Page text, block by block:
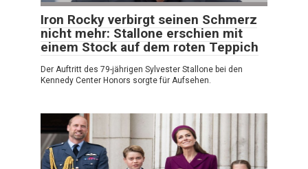
Iron Rocky verbirgt seinen Schmerz
nicht mehr: Stallone erschien mit
einem Stock auf dem roten Teppich
Der Auftritt des 79-jährigen Sylvester Stallone bei den
Kennedy Center Honors sorgte für Aufsehen.